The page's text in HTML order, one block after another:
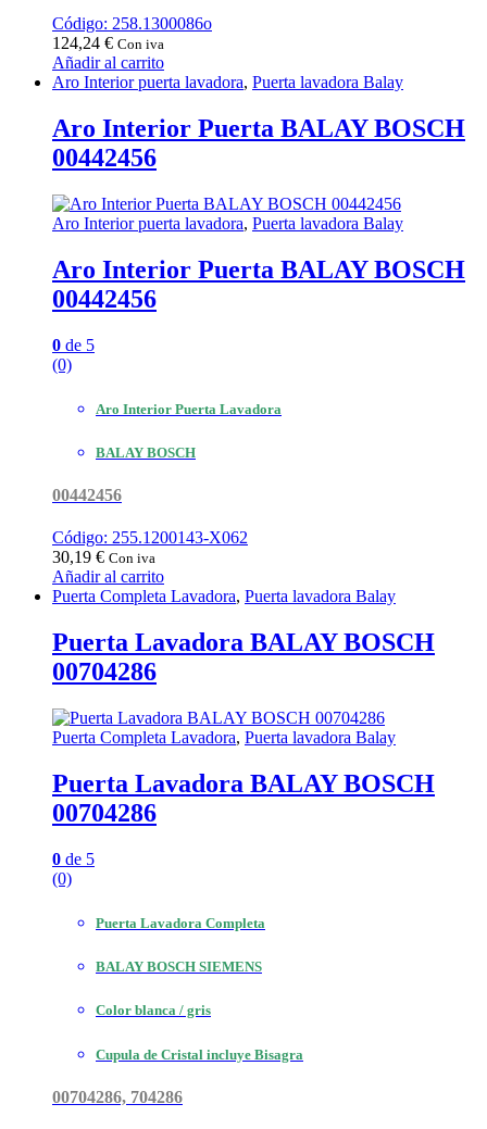
Código: 258.1300086o
124,24 € Con iva
Añadir al carrito
Aro Interior puerta lavadora, Puerta lavadora Balay
Aro Interior Puerta BALAY BOSCH
00442456
Aro Interior puerta lavadora, Puerta lavadora Balay
Aro Interior Puerta BALAY BOSCH
00442456
0 de 5
(0)
Aro Interior Puerta Lavadora
BALAY BOSCH
00442456
Código: 255.1200143-X062
30,19 € Con iva
Añadir al carrito
Puerta Completa Lavadora, Puerta lavadora Balay
Puerta Lavadora BALAY BOSCH
00704286
Puerta Completa Lavadora, Puerta lavadora Balay
Puerta Lavadora BALAY BOSCH
00704286
0 de 5
(0)
Puerta Lavadora Completa
BALAY BOSCH SIEMENS
Color blanca / gris
Cupula de Cristal incluye Bisagra
00704286, 704286